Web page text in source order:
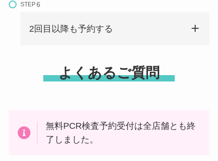
STEP
2回目以降も予約する
よくあるご質問
無料PCR検査予約受付は全店舗とも終
了しました。